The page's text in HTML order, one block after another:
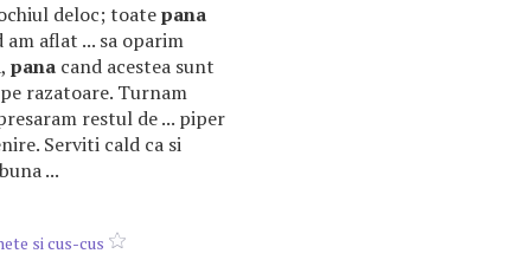
deloc; toatepana
aflat ... sa oparim
pana cand acestea sunt
razatoare. Turnam
restul de ... piper
Serviti cald ca si
...
si cus-cus